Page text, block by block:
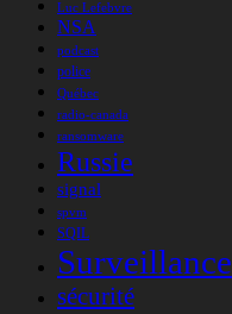
Luc Lefebvre
NSA
podcast
police
Québec
radio-canada
ransomware
Russie
signal
spvm
SQIL
Surveillance
sécurité